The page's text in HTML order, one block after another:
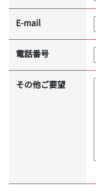
E-mail
電話番号
その他ご要望